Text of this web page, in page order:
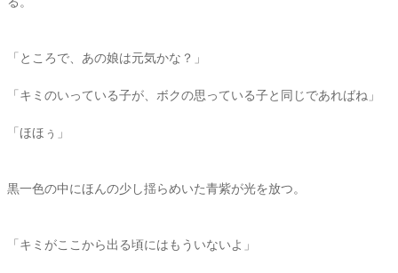
「ところで、あの娘は元気かな？」
「キミのいっている子が、ボクの思っている子と同じであればね」
「ほほぅ」
黒一色の中にほんの少し揺らめいた青紫が光を放つ。
「キミがここから出る頃にはもういないよ」